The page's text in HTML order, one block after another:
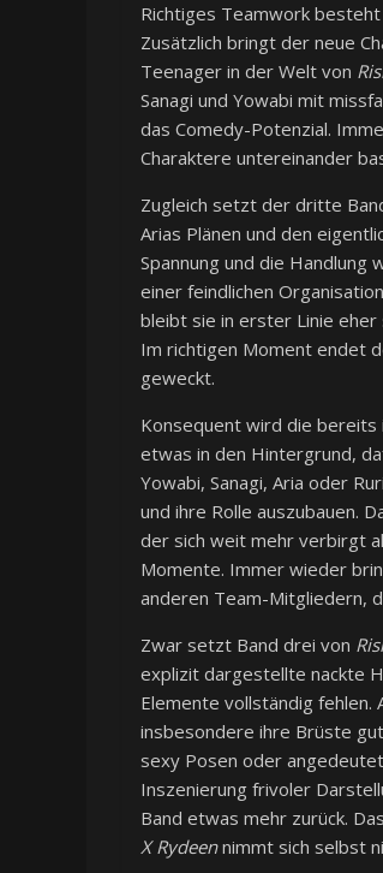
Richtiges Teamwork
Zusätzlich bringt der neue
Teenager in der Welt von
Sanagi und Yowabi mit
das Comedy-Potenzial.
Charaktere untereinander
Zugleich setzt der dritte
Arias Plänen und den
Spannung und die
einer feindlichen
bleibt sie in erster Linie eher
Im richtigen Moment endet
geweckt.
Konsequent wird die
etwas in den Hintergrund,
Yowabi, Sanagi, Aria oder
und ihre Rolle auszubauen.
der sich weit mehr verbirgt
Momente. Immer wieder
anderen Team-Mitgliedern,
Zwar setzt Band drei von
explizit dargestellte nackte
Elemente vollständig fehlen.
insbesondere ihre Brüste
sexy Posen oder
Inszenierung frivoler
Band etwas mehr zurück.
X Rydeennimmt sich selbst